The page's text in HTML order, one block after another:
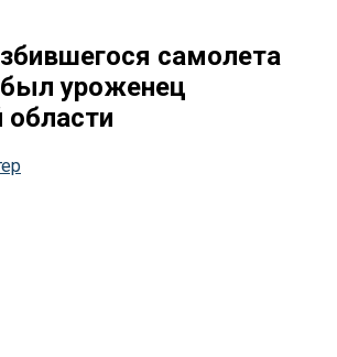
самолета
уроженец
области